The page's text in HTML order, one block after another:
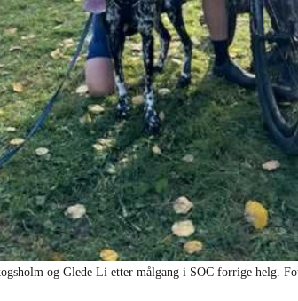
og Glede Li etter målgang i SOC forrige helg.